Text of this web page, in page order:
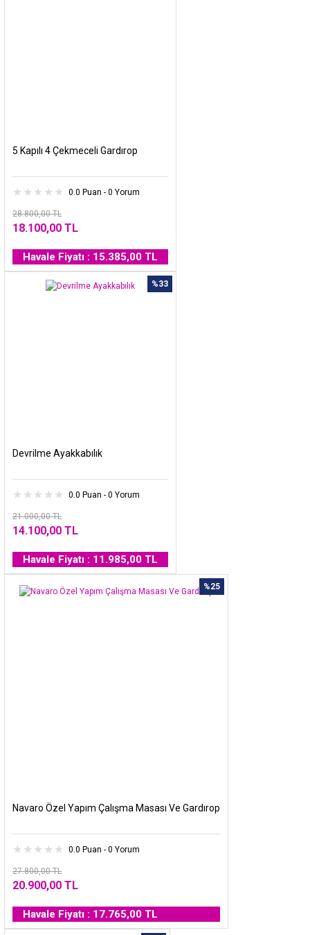
5 Kapılı 4 Çekmeceli Gardırop
0.0 Puan - 0 Yorum
28.800,00 TL
18.100,00 TL
Havale Fiyatı : 15.385,00 TL
%33
Devrilme Ayakkabılık
0.0 Puan - 0 Yorum
21.000,00 TL
14.100,00 TL
Havale Fiyatı : 11.985,00 TL
%25
Navaro Özel Yapım Çalışma Masası Ve Gardırop
0.0 Puan - 0 Yorum
27.800,00 TL
20.900,00 TL
Havale Fiyatı : 17.765,00 TL